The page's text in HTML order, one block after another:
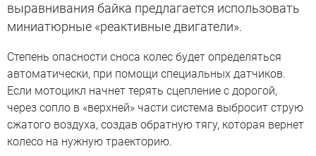
выравнивания байка предлагается использовать
миниатюрные «реактивные двигатели».
Степень опасности сноса колес будет определяться
автоматически, при помощи специальных датчиков.
Если мотоцикл начнет терять сцепление с дорогой,
через сопло в «верхней» части система выбросит струю
сжатого воздуха, создав обратную тягу, которая вернет
колесо на нужную траекторию.